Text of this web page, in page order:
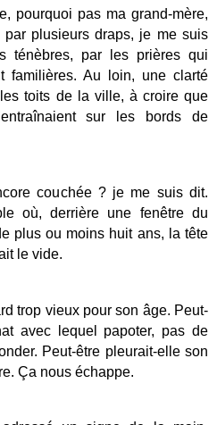
pourquoi pas ma grand-mère,
plusieurs draps, je me suis
ténèbres, par les prières qui
familières. Au loin, une clarté
toits de la ville, à croire que
sur les bords de
couchée ? je me suis dit.
où, derrière une fenêtre du
plus ou moins huit ans, la tête
le vide.
trop vieux pour son âge. Peut-
avec lequel papoter, pas de
Peut-être pleurait-elle son
Ça nous échappe.